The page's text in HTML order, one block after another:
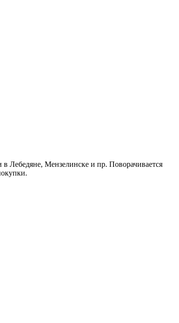
Лебедяне, Мензелинске и пр. Поворачивается